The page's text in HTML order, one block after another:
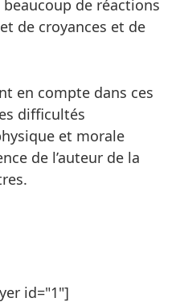
beaucoup de réactions
de croyances et de
en compte dans ces
difficultés
et morale
de l’auteur de la
id="1"]